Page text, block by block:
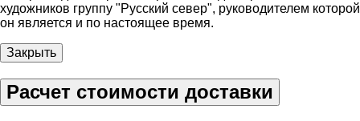
художников группу "Русский север", руководителем которой
он является и по настоящее время.
Закрыть
Расчет стоимости доставки